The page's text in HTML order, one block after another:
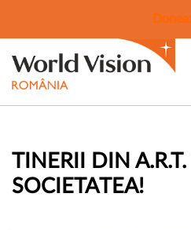
TINERII DIN
SOCIETATEA!